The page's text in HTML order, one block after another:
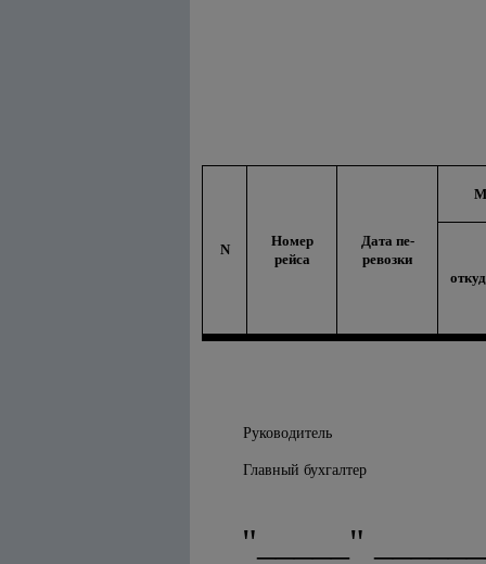
N
Номер
рейса
Дата пе-
ревозки
Руководитель
Главный бухгалтер
"_____"